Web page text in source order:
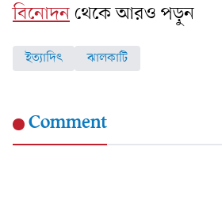
বিনোদনথেকে আরও পড়ুন
ইত্যাদিৎ ঝালকাটি
Comment